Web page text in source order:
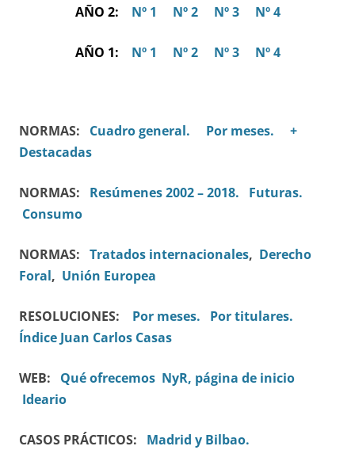
AÑO 2: Nº 1 Nº 2 Nº 3 Nº 4
AÑO 1: Nº 1 Nº 2 Nº 3 Nº 4
NORMAS: Cuadro general. Por meses.
+
Destacadas
NORMAS: Resúmenes 2002 – 2018.
Futuras.
Consumo
NORMAS: Tratados internacionales, Derecho
Foral, Unión Europea
RESOLUCIONES: Por meses.
Por titulares.
Índice Juan Carlos Casas
WEB: Qué ofrecemos NyR, página de inicio
Ideario
CASOS PRÁCTICOS: Madrid y Bilbao.